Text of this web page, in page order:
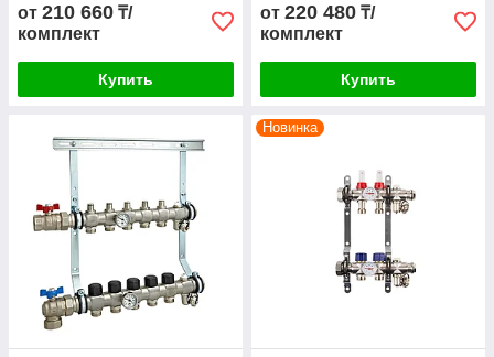
от 210 660 ₸/
комплект
Купить
от 220 480 ₸/
комплект
Купить
Новинка